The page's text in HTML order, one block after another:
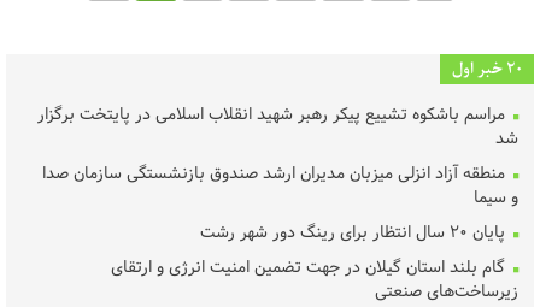
20 خبر اول
مراسم باشکوه تشییع پیکر رهبر شهید انقلاب اسلامی در پایتخت برگزار
شد
منطقه آزاد انزلی میزبان مدیران ارشد صندوق بازنشستگی سازمان صدا
و سیما
پایان ۲۰ سال انتظار برای رینگ دور شهر رشت
گام بلند استان گیلان در جهت تضمین امنیت انرژی و ارتقای
زیرساخت‌های صنعتی